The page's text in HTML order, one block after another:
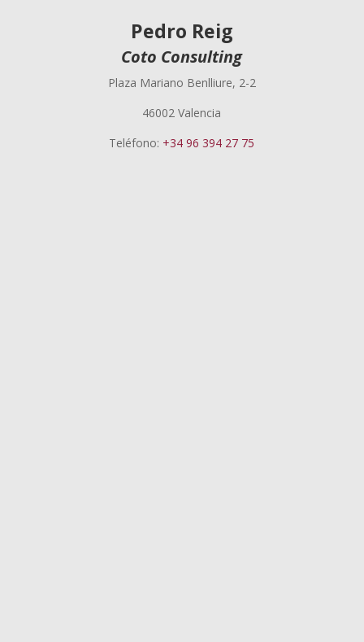
Pedro Reig
Coto Consulting
Plaza Mariano Benlliure, 2-2
46002 Valencia
Teléfono: +34 96 394 27 75